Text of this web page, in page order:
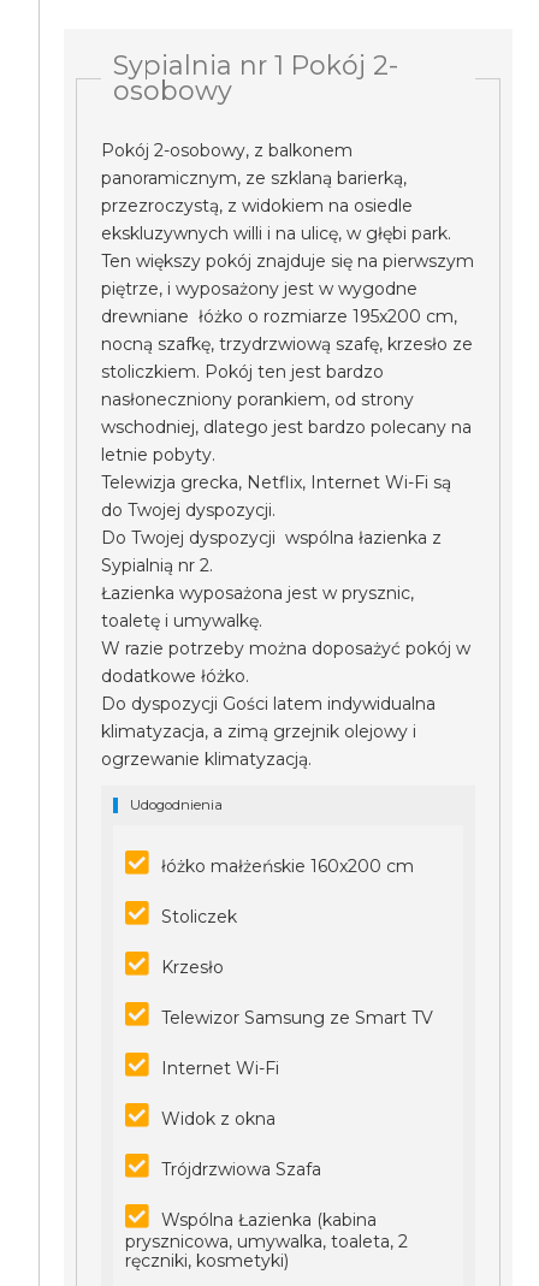
Sypialnia nr 1 Pokój 2-
osobowy
Pokój 2-osobowy, z balkonem
panoramicznym, ze szklaną barierką,
przezroczystą, z widokiem na osiedle
ekskluzywnych willi i na ulicę, w głębi park.
Ten większy pokój znajduje się na pierwszym
piętrze, i wyposażony jest w wygodne
drewniane łóżko o rozmiarze 195x200 cm,
nocną szafkę, trzydrzwiową szafę, krzesło ze
stoliczkiem. Pokój ten jest bardzo
nasłoneczniony porankiem, od strony
wschodniej, dlatego jest bardzo polecany na
letnie pobyty.
Telewizja grecka, Netflix, Internet Wi-Fi są
do Twojej dyspozycji.
Do Twojej dyspozycji wspólna łazienka z
Sypialnią nr 2.
Łazienka wyposażona jest w prysznic,
toaletę i umywalkę.
W razie potrzeby można doposażyć pokój w
dodatkowe łóżko.
Do dyspozycji Gości latem indywidualna
klimatyzacja, a zimą grzejnik olejowy i
ogrzewanie klimatyzacją.
Udogodnienia
łóżko małżeńskie 160x200 cm
Stoliczek
Krzesło
Telewizor Samsung ze Smart TV
Internet Wi-Fi
Widok z okna
Trójdrzwiowa Szafa
Wspólna Łazienka (kabina
prysznicowa, umywalka, toaleta, 2
ręczniki, kosmetyki)